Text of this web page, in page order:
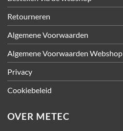
Retourneren
Algemene Voorwaarden
Algemene Voorwaarden Webshop
Privacy
Cookiebeleid
OVER METEC